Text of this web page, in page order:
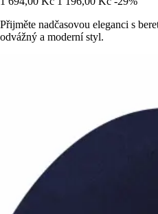
Přijměte nadčasovou eleganci s
odvážný a moderní styl.